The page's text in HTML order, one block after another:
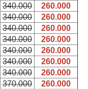
340.000
260.000
340.000
260.000
340.000
260.000
340.000
260.000
340.000
260.000
340.000
260.000
340.000
260.000
370.000
260.000